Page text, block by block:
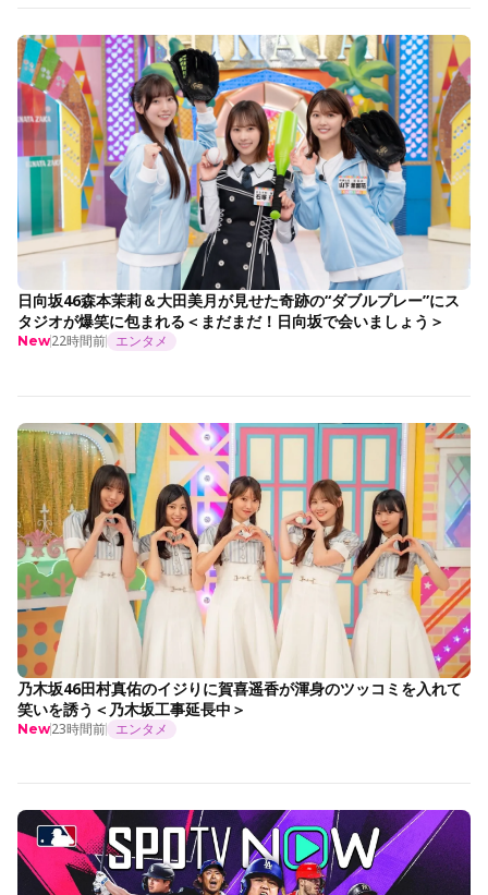
日向坂46森本茉莉＆大田美月が見せた奇跡の“ダブルプレー”にス
タジオが爆笑に包まれる＜まだまだ！日向坂で会いましょう＞
New22時間前 エンタメ
乃木坂46田村真佑のイジりに賀喜遥香が渾身のツッコミを入れて
笑いを誘う＜乃木坂工事延長中＞
New23時間前 エンタメ